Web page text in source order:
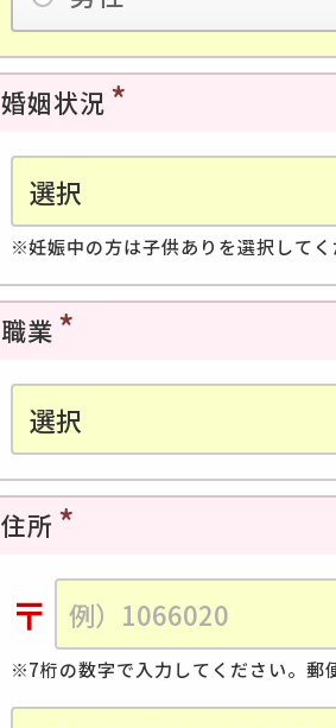
婚姻状況
妊娠中の方は子供ありを選択してく
職業
住所
〒
7桁の数字で入力してください。郵